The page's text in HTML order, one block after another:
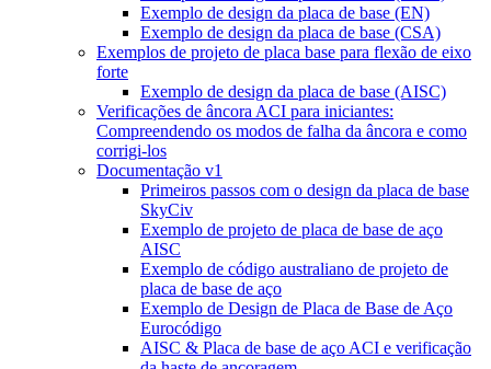
Exemplo de design da placa de base (EN)
Exemplo de design da placa de base (CSA)
Exemplos de projeto de placa base para flexão de eixo
forte
Exemplo de design da placa de base (AISC)
Verificações de âncora ACI para iniciantes:
Compreendendo os modos de falha da âncora e como
corrigi-los
Documentação v1
Primeiros passos com o design da placa de base
SkyCiv
Exemplo de projeto de placa de base de aço
AISC
Exemplo de código australiano de projeto de
placa de base de aço
Exemplo de Design de Placa de Base de Aço
Eurocódigo
AISC & Placa de base de aço ACI e verificação